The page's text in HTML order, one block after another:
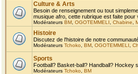
Culture & Arts
Besoin de renseignement ou tout
musique afro, cette rubrique est faite pour
Modérateurs BM OGOTEMMELI Chabine
Histoire
Discutez de l'histoire de notre
Modérateurs Tchoko BM OGOTEMMELI
Sports
Football? Basket-ball? Handball? Hockey
Modérateurs Tchoko BM